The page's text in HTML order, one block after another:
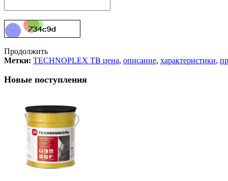
Продолжить
Метки: TECHNOPLEX TB цена, описание, характеристики,
Новые поступления